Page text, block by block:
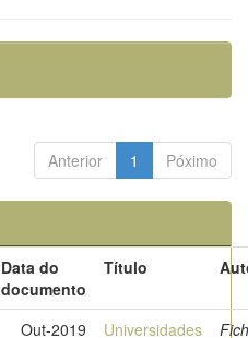
Anterior 1 Póximo
Data do
documento
Título
Out-2019
Universidades